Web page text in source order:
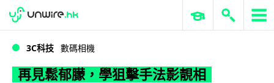
再見鬆郁朦，學狙擊手法影靚相
WWDC 2026 ERP 與商業 AI
3C科技 數碼相機
再見鬆郁朦，學狙擊手法影靚相